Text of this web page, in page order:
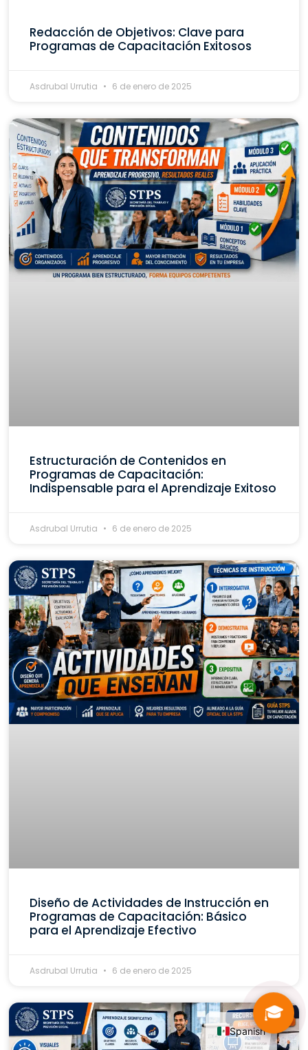
Redacción de Objetivos: Clave para
Programas de Capacitación Exitosos
Asdrubal Urrutia 6 de enero de 2025
Estructuración de Contenidos en
Programas de Capacitación:
Indispensable para el Aprendizaje Exitoso
Asdrubal Urrutia 6 de enero de 2025
Diseño de Actividades de Instrucción en
Programas de Capacitación: Básico
para el Aprendizaje Efectivo
Asdrubal Urrutia 6 de enero de 2025
🎓
Spanish